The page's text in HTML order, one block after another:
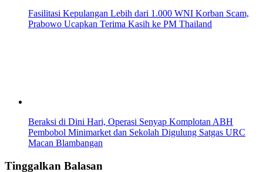
Fasilitasi Kepulangan Lebih dari 1.000 WNI Korban Scam,
Prabowo Ucapkan Terima Kasih ke PM Thailand
Beraksi di Dini Hari, Operasi Senyap Komplotan ABH
Pembobol Minimarket dan Sekolah Digulung Satgas URC
Macan Blambangan
Tinggalkan Balasan